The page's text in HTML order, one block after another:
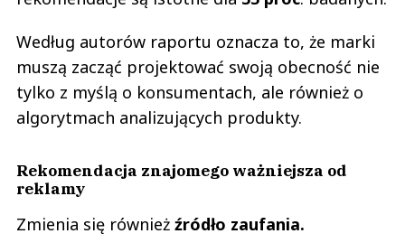
Według autorów raportu oznacza to, że marki
muszą zacząć projektować swoją obecność nie
tylko z myślą o konsumentach, ale również o
algorytmach analizujących produkty.
Rekomendacja znajomego ważniejsza od
reklamy
Zmienia się również źródło zaufania.